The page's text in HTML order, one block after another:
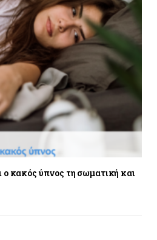
κακός ύπνος τη σωματική και